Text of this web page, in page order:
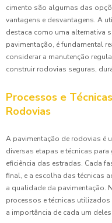
cimento são algumas das
vantagens e desvantagens. A
destaca como uma alternativa
pavimentação, é fundamental
considerar a manutenção
construir rodovias seguras,
Processos e
Rodovias
A pavimentação de rodovias é
diversas etapas e técnicas
eficiência das estradas. Cada
final, e a escolha das técnicas
a qualidade da pavimentação.
processos e técnicas
a importância de cada um deles.